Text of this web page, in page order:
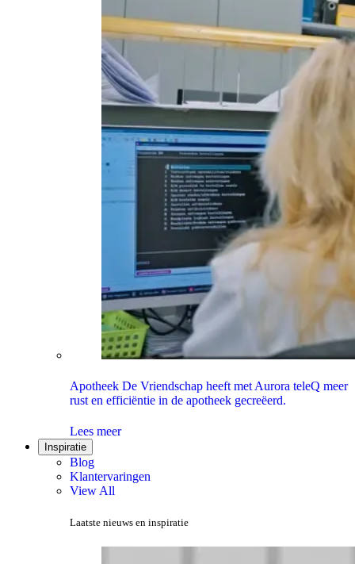
Apotheek De Vriendschap heeft met Aurora teleQ meer
rust en efficiëntie in de apotheek gecreëerd.
Lees meer
Inspiratie
Blog
Klantervaringen
View All
Laatste nieuws en inspiratie